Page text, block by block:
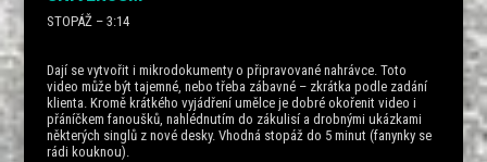
STOPÁŽ – 3:14
Dají se vytvořit i mikrodokumenty o připravované nahrávce. Toto
video může být tajemné, nebo třeba zábavné – zkrátka podle zadání
klienta. Kromě krátkého vyjádření umělce je dobré okořenit video i
přáníčkem fanoušků, nahlédnutím do zákulisí a drobnými ukázkami
některých singlů z nové desky. Vhodná stopáž do 5 minut (fanynky se
rádi kouknou).